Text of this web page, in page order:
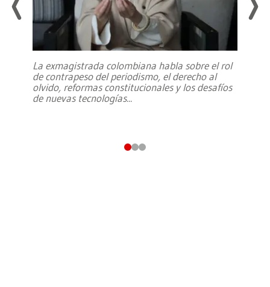
La exmagistrada colombiana habla sobre el rol
de contrapeso del periodismo, el derecho al
olvido, reformas constitucionales y los desafíos
de nuevas tecnologías...